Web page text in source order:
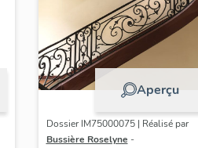
Aperçu
Dossier IM75000075 | Réalisé par
Bussière Roselyne -